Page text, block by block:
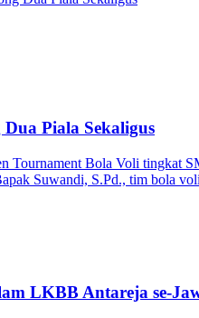
Piala Sekaligus
Bola Voli tingkat
Suwandi, S.Pd., tim bola
LKBB Antareja se-